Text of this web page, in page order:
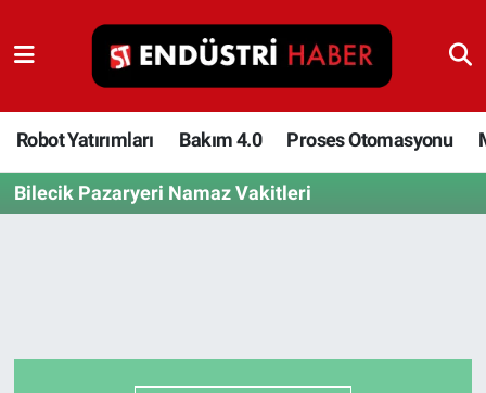
Robot Yatırımları Bakım 4.0 Proses Otomasyonu
Bilecik Pazaryeri Namaz Vakitleri
Robot Yatırımları
Bakım 4.0
Proses Otomasyonu
Depolama Çözümleri